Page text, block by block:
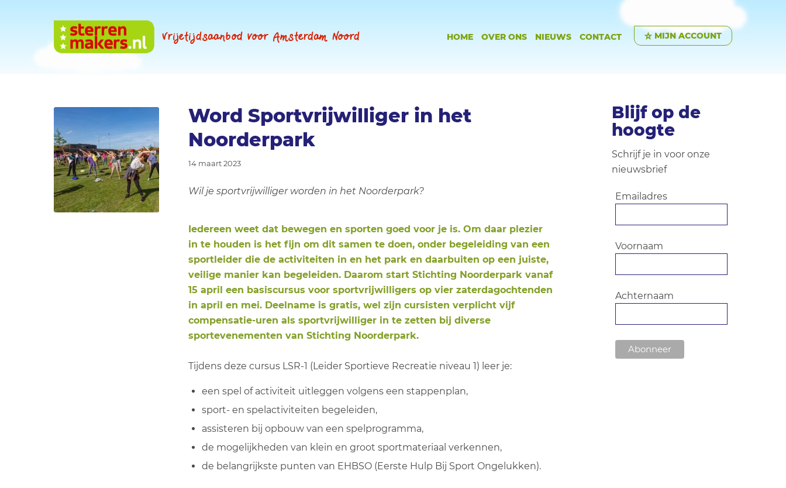
Vrijetijdsaanbod voor Amsterdam Noord HOME OVER ONS NIEUWS CONTACT MIJN ACCOUNT
Word Sportvrijwilliger in het
Noorderpark
14 maart 2023
Wil je sportvrijwilliger worden in het Noorderpark?
Iedereen weet dat bewegen en sporten goed voor je is. Om daar plezier
in te houden is het fijn om dit samen te doen, onder begeleiding van een
sportleider die de activiteiten in en het park en daarbuiten op een juiste,
veilige manier kan begeleiden. Daarom start Stichting Noorderpark vanaf
15 april een basiscursus voor sportvrijwilligers op vier zaterdagochtenden
in april en mei. Deelname is gratis, wel zijn cursisten verplicht vijf
compensatie-uren als sportvrijwilliger in te zetten bij diverse
sportevenementen van Stichting Noorderpark.
Tijdens deze cursus LSR-1 (Leider Sportieve Recreatie niveau 1) leer je:
een spel of activiteit uitleggen volgens een stappenplan,
sport- en spelactiviteiten begeleiden,
assisteren bij opbouw van een spelprogramma,
de mogelijkheden van klein en groot sportmateriaal verkennen,
de belangrijkste punten van EHBSO (Eerste Hulp Bij Sport Ongelukken).
Blijf op de
hoogte
Schrijf je in voor onze
nieuwsbrief
Emailadres
Voornaam
Achternaam